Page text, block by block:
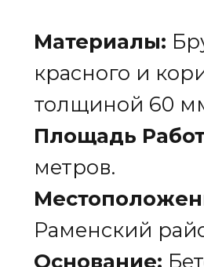
Материалы:
красного и
толщиной 60
Площадь
метров.
Раменский
Основание: